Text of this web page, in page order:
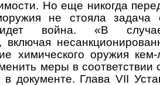
Но еще никогда
не стояла задача
война. «В случае
включая
химического оружия
меры в соответствии
документе. Глава VII